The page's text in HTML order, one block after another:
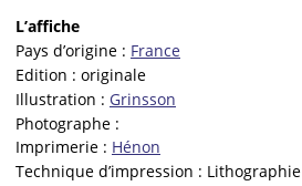
L’affiche
Pays d’origine : France
Edition : originale
Illustration : Grinsson
Photographe :
Imprimerie : Hénon
Technique d’impression : Lithographie